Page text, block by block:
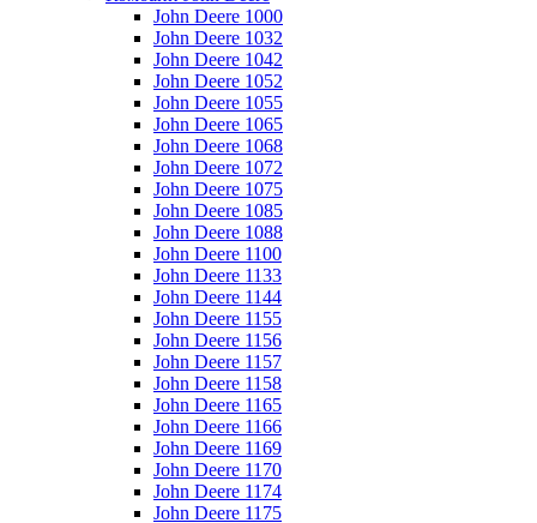
John Deere 1000
John Deere 1032
John Deere 1042
John Deere 1052
John Deere 1055
John Deere 1065
John Deere 1068
John Deere 1072
John Deere 1075
John Deere 1085
John Deere 1088
John Deere 1100
John Deere 1133
John Deere 1144
John Deere 1155
John Deere 1156
John Deere 1157
John Deere 1158
John Deere 1165
John Deere 1166
John Deere 1169
John Deere 1170
John Deere 1174
John Deere 1175